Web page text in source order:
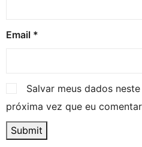
Email *
Salvar meus dados
próxima vez que eu